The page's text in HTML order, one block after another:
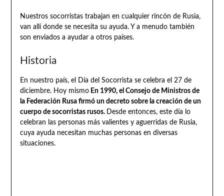
Nuestros socorristas trabajan en cualquier rincón de Rusia,
van allí donde se necesita su ayuda. Y a menudo también
son enviados a ayudar a otros países.
Historia
En nuestro país, el Día del Socorrista se celebra el 27 de
diciembre. Hoy mismoEn 1990, el Consejo de Ministros de
la Federación Rusa firmó un decreto sobre la creación de un
cuerpo de socorristas rusos. Desde entonces, este día lo
celebran las personas más valientes y aguerridas de Rusia,
cuya ayuda necesitan muchas personas en diversas
situaciones.